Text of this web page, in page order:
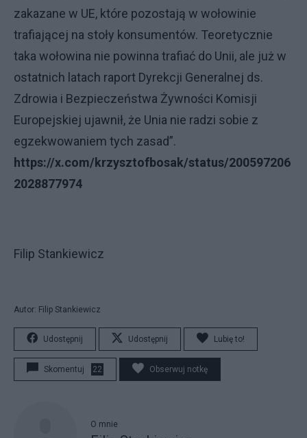
zakazane w UE, które pozostają w wołowinie
trafiającej na stoły konsumentów. Teoretycznie
taka wołowina nie powinna trafiać do Unii, ale już w
ostatnich latach raport Dyrekcji Generalnej ds.
Zdrowia i Bezpieczeństwa Żywności Komisji
Europejskiej ujawnił, że Unia nie radzi sobie z
egzekwowaniem tych zasad”.
https://x.com/krzysztofbosak/status/200597206
2028877974
Filip Stankiewicz
Autor: Filip Stankiewicz
Udostępnij Udostępnij Lubię to!
Skomentuj 22 Obserwuj notkę
O mnie